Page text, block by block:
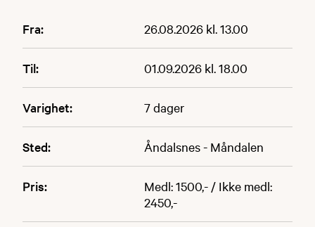
Fra: 26.08.2026 kl. 13.00
Til: 01.09.2026 kl. 18.00
Varighet: 7 dager
Sted: Åndalsnes - Måndalen
Pris:
Medl: 1500,- / Ikke medl:
2450,-